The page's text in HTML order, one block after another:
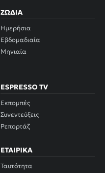
ΖΏΔΙΑ
Ημερήσια
Εβδομαδιαία
Μηνιαία
ESPRESSO TV
Εκπομπές
Συνεντεύξεις
Ρεπορτάζ
ΕΤΑΙΡΙΚΆ
Ταυτότητα